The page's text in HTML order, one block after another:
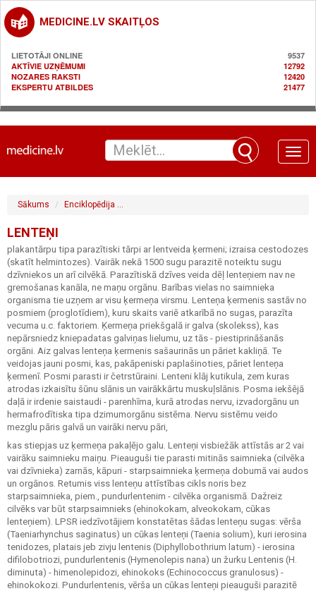
MEDICINE.LV SKAITĻOS
LIETOTĀJI ONLINE
9537
AKTĪVIE UZŅĒMUMI
12792
NOZARES RAKSTI
12420
EKSPERTU ATBILDES
21477
Toggle
Sākums Enciklopēdija
LENTEŅI
plakantārpu tipa parazītiski tārpi ar lentveida ķermeni; izraisa cestodozes
(skatīt helmintozes). Vairāk nekā 1500 sugu parazitē noteiktu sugu
dzīvniekos un arī cilvēkā. Parazītiskā dzīves veida dēļ lenteņiem nav ne
gremošanas kanāla, ne maņu orgānu. Barības vielas no saimnieka
organisma tie uzņem ar visu ķermeņa virsmu. Lenteņa ķermenis sastāv no
posmiem (proglotīdiem), kuru skaits variē atkarībā no sugas, parazīta
vecuma u.c. faktoriem. Ķermeņa priekšgalā ir galva (skolekss), kas
nepārsniedz kniepadatas galviņas lielumu, uz tās - piestiprināšanās
orgāni. Aiz galvas lenteņa ķermenis sašaurinās un pāriet kakliņā. Te
veidojas jauni posmi, kas, pakāpeniski paplašinoties, pāriet lenteņa
ķermenī. Posmi parasti ir četrstūraini. Lenteni klāj kutikula, zem kuras
atrodas izkaisītu šūnu slānis un vairākkārtu muskuļslānis. Posma iekšējā
daļā ir irdenie saistaudi - parenhīma, kurā atrodas nervu, izvadorgānu un
hermafrodītiska tipa dzimumorgānu sistēma. Nervu sistēmu veido
mezglu pāris galvā un vairāki nervu pāri,
kas stiepjas uz ķermeņa pakaļējo galu. Lenteņi visbiežāk attīstās ar 2 vai
vairāku saimnieku maiņu. Pieauguši tie parasti mitinās saimnieka (cilvēka
vai dzīvnieka) zarnās, kāpuri - starpsaimnieka ķermeņa dobumā vai audos
un orgānos. Retumis viss lenteņu attīstības cikls noris bez
starpsaimnieka, piem., pundurlentenim - cilvēka organismā. Dažreiz
cilvēks var būt starpsaimnieks (ehinokokam, alveokokam, cūkas
lenteņiem). LPSR iedzīvotājiem konstatētas šādas lenteņu sugas: vērša
(Taeniarhynchus saginatus) un cūkas lenteņi (Taenia solium), kuri ierosina
tenidozes, platais jeb zivju lentenis (Diphyllobothrium latum) - ierosina
difilobotriozi, pundurlentenis (Hymenolepis nana) un žurku Lentenis (H.
diminuta) - himenolepidozi, ehinokoks (Echinococcus granulosus) -
ehinokokozi. Pundurlentenis, vērša un cūkas lenteņi pieauguši parazitē